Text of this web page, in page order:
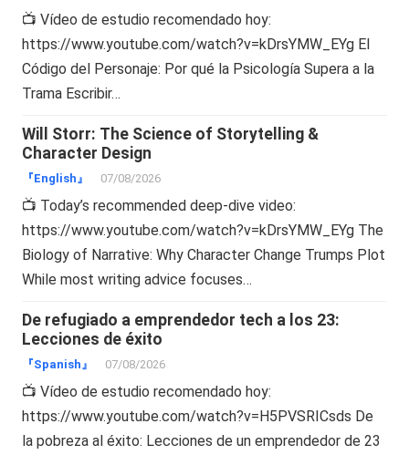
📺 Vídeo de estudio recomendado hoy:
https://www.youtube.com/watch?v=kDrsYMW_EYg El
Código del Personaje: Por qué la Psicología Supera a la
Trama Escribir…
Will Storr: The Science of Storytelling &
Character Design
『English』 07/08/2026
📺 Today’s recommended deep-dive video:
https://www.youtube.com/watch?v=kDrsYMW_EYg The
Biology of Narrative: Why Character Change Trumps Plot
While most writing advice focuses…
De refugiado a emprendedor tech a los 23:
Lecciones de éxito
『Spanish』 07/08/2026
📺 Vídeo de estudio recomendado hoy:
https://www.youtube.com/watch?v=H5PVSRICsds De
la pobreza al éxito: Lecciones de un emprendedor de 23